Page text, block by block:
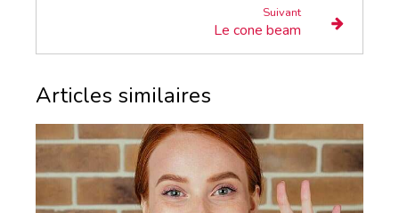
Suivant
Le cone beam
Articles similaires